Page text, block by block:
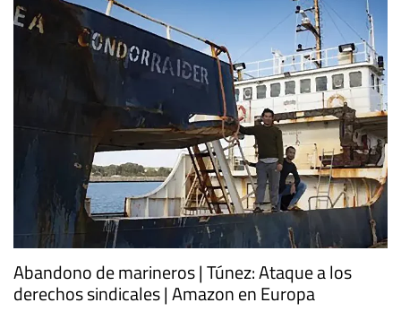
Abandono de marineros | Túnez: Ataque a los
derechos sindicales | Amazon en Europa